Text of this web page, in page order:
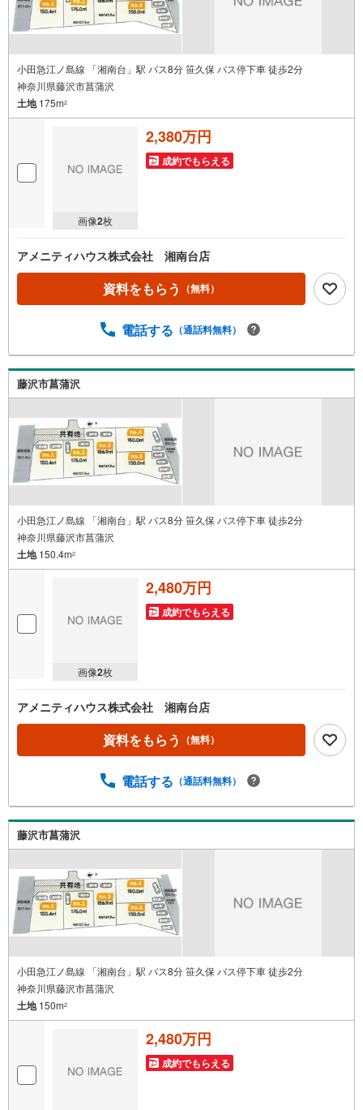
小田急江ノ島線 「湘南台」駅 バス8分 笹久保 バス停下車 徒歩2分
神奈川県藤沢市菖蒲沢
土地175m2
画像2枚
2,380万円
成約でもらえる
アメニティハウス株式会社 湘南台店
資料をもらう （無料）
電話する （通話料無料）
藤沢市菖蒲沢
小田急江ノ島線 「湘南台」駅 バス8分 笹久保 バス停下車 徒歩2分
神奈川県藤沢市菖蒲沢
土地150.4m2
画像2枚
2,480万円
成約でもらえる
アメニティハウス株式会社 湘南台店
資料をもらう （無料）
電話する （通話料無料）
藤沢市菖蒲沢
小田急江ノ島線 「湘南台」駅 バス8分 笹久保 バス停下車 徒歩2分
神奈川県藤沢市菖蒲沢
土地150m2
2,480万円
成約でもらえる